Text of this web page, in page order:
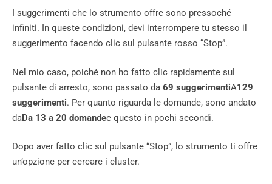
I suggerimenti che lo strumento offre sono pressoché
infiniti. In queste condizioni, devi interrompere tu stesso il
suggerimento facendo clic sul pulsante rosso “Stop”.
Nel mio caso, poiché non ho fatto clic rapidamente sul
pulsante di arresto, sono passato da 69 suggerimentiA129
suggerimenti. Per quanto riguarda le domande, sono andato
daDa 13 a 20 domandee questo in pochi secondi.
Dopo aver fatto clic sul pulsante “Stop”, lo strumento ti offre
un’opzione per cercare i cluster.